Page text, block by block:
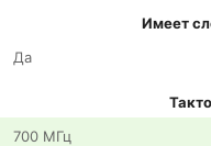
Имеет
Да
700 МГц